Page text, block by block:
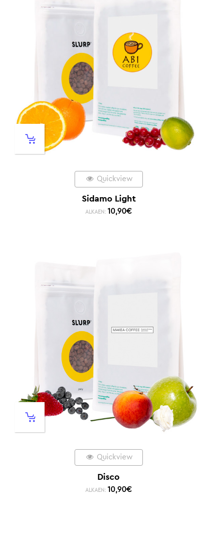
Quickview
Sidamo Light
ALKAEN: 10,90€
Quickview
Disco
ALKAEN: 10,90€